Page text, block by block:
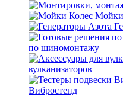
по шиномонтажу
вулканизаторов
Вибростенд